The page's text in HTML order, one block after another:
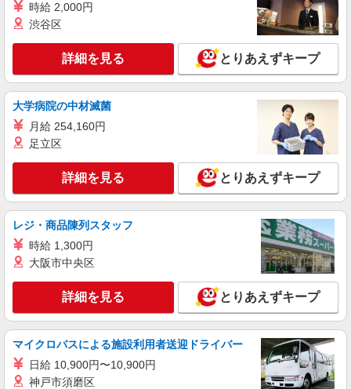
時給 2,000円
渋谷区
詳細を見る とりあえずキープ
大学病院の中材滅菌
月給 254,160円
足立区
詳細を見る とりあえずキープ
レジ・商品陳列スタッフ
時給 1,300円
大阪市中央区
詳細を見る とりあえずキープ
マイクロバスによる施設利用者送迎ドライバー
日給 10,900円〜10,900円
神戸市須磨区